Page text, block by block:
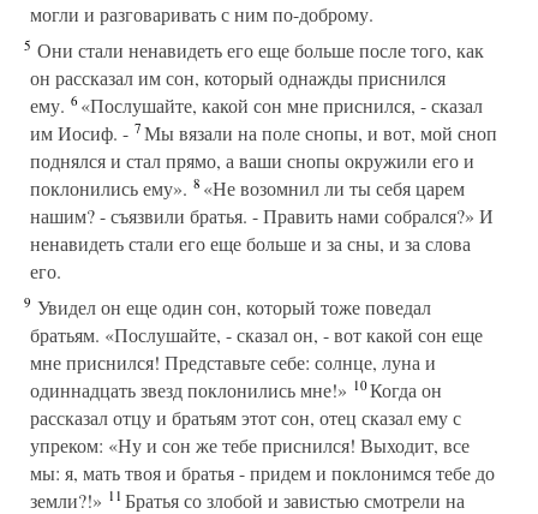
могли и разговаривать с ним по-доброму.
5 Они стали ненавидеть его еще больше после того, как
он рассказал им сон, который однажды приснился
ему. 6«Послушайте, какой сон мне приснился, - сказал
им Иосиф. - 7Мы вязали на поле снопы, и вот, мой сноп
поднялся и стал прямо, а ваши снопы окружили его и
поклонились ему». 8«Не возомнил ли ты себя царем
нашим? - съязвили братья. - Править нами собрался?» И
ненавидеть стали его еще больше и за сны, и за слова
его.
9 Увидел он еще один сон, который тоже поведал
братьям. «Послушайте, - сказал он, - вот какой сон еще
мне приснился! Представьте себе: солнце, луна и
одиннадцать звезд поклонились мне!» 10Когда он
рассказал отцу и братьям этот сон, отец сказал ему с
упреком: «Ну и сон же тебе приснился! Выходит, все
мы: я, мать твоя и братья - придем и поклонимся тебе до
земли?!» 11Братья со злобой и завистью смотрели на